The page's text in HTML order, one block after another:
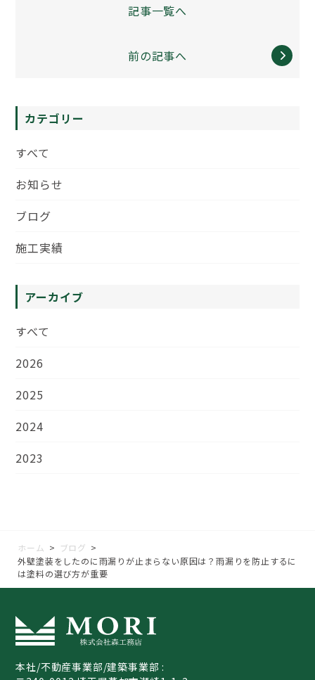
記事一覧へ
前の記事へ
カテゴリー
すべて
お知らせ
ブログ
施工実績
アーカイブ
すべて
2026
2025
2024
2023
ホーム > ブログ >
外壁塗装をしたのに雨漏りが止まらない原因は？雨漏りを防止するに
は塗料の選び方が重要
本社/不動産事業部/建築事業部 :